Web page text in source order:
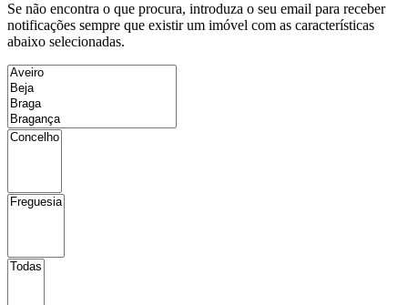
Se não encontra o que procura, introduza o seu email para receber
notificações sempre que existir um imóvel com as características
abaixo selecionadas.